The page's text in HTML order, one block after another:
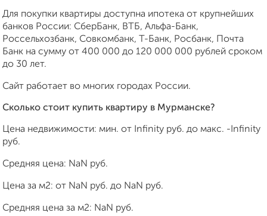
Для покупки квартиры доступна ипотека от крупнейших
банков России: СберБанк, ВТБ, Альфа-Банк,
Россельхозбанк, Совкомбанк, Т-Банк, Росбанк, Почта
Банк на сумму от 400 000 до 120 000 000 рублей сроком
до 30 лет.
Сайт работает во многих городах России.
Сколько стоит купить квартиру в Мурманске?
Цена недвижимости: мин. от Infinity руб. до макс. -Infinity
руб.
Средняя цена: NaN руб.
Цена за м2: от NaN руб. до NaN руб.
Средняя цена за м2: NaN руб.